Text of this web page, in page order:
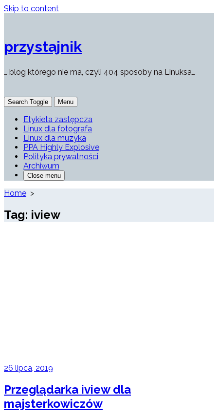
Skip to content
przystajnik
… blog którego nie ma, czyli 404 sposoby na Linuksa…
Search Toggle Menu
Etykieta zastępcza
Linux dla fotografa
Linux dla muzyka
PPA Highly Explosive
Polityka prywatności
Archiwum
Close menu
Home >
Tag: iview
26 lipca, 2019
Przeglądarka iview dla
majsterkowiczów